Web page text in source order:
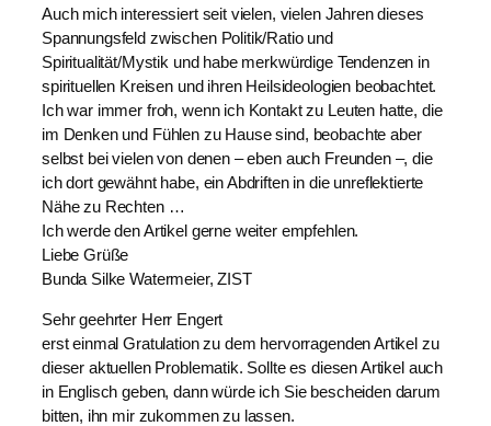
Auch mich interessiert seit vielen, vielen Jahren dieses
Spannungsfeld zwischen Politik/Ratio und
Spiritualität/Mystik und habe merkwürdige Tendenzen in
spirituellen Kreisen und ihren Heilsideologien beobachtet.
Ich war immer froh, wenn ich Kontakt zu Leuten hatte, die
im Denken und Fühlen zu Hause sind, beobachte aber
selbst bei vielen von denen – eben auch Freunden –, die
ich dort gewähnt habe, ein Abdriften in die unreflektierte
Nähe zu Rechten …
Ich werde den Artikel gerne weiter empfehlen.
Liebe Grüße
Bunda Silke Watermeier, ZIST
Sehr geehrter Herr Engert
erst einmal Gratulation zu dem hervorragenden Artikel zu
dieser aktuellen Problematik. Sollte es diesen Artikel auch
in Englisch geben, dann würde ich Sie bescheiden darum
bitten, ihn mir zukommen zu lassen.